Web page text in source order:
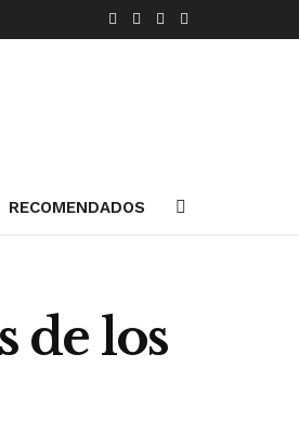
RECOMENDADOS
de los